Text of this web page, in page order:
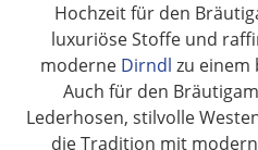
Hochzeit für den
luxuriöse Stoffe und
moderne Dirndl zu einem
Auch für den
Lederhosen, stilvolle
die Tradition mit